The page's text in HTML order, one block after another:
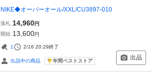
NIKE◆オーバーオール/XXL/CU3897-010
落札 14,960円
開始 13,600円
1 2/16 20:29終了
出品中の商品 年間ベストストア 出品